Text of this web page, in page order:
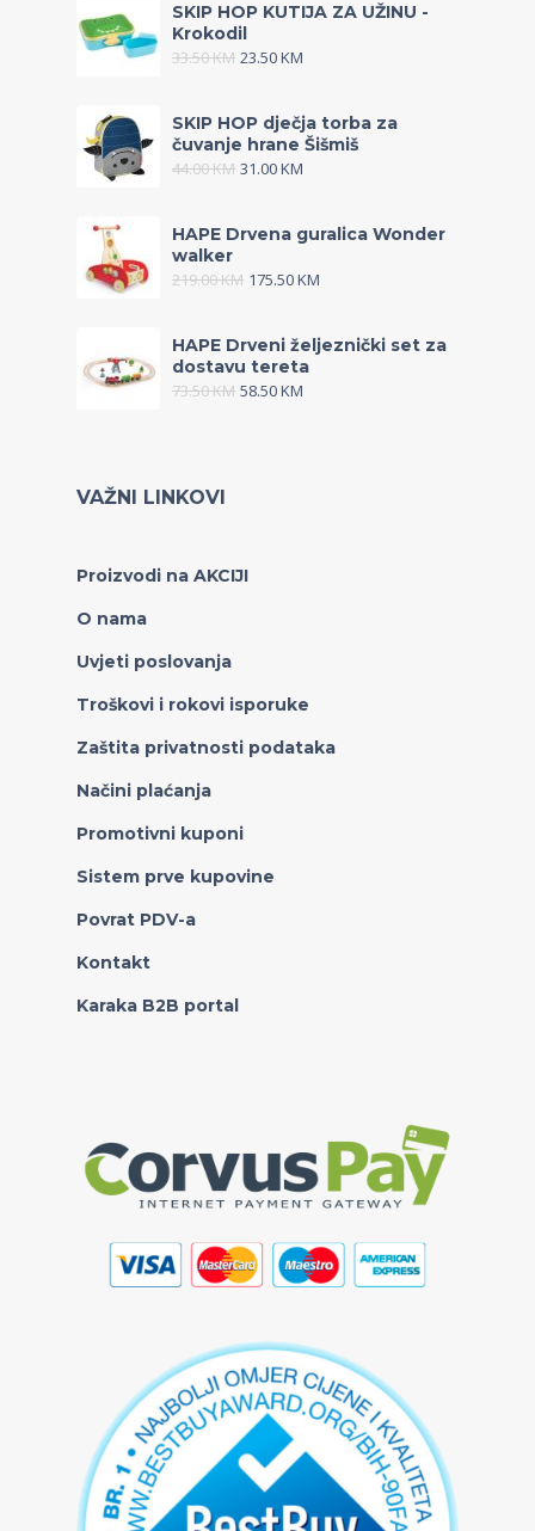
SKIP HOP KUTIJA ZA UŽINU -
Krokodil
33.50KM 23.50KM
SKIP HOP dječja torba za
čuvanje hrane Šišmiš
44.00KM 31.00KM
HAPE Drvena guralica Wonder
walker
219.00KM 175.50KM
HAPE Drveni željeznički set za
dostavu tereta
73.50KM 58.50KM
VAŽNI LINKOVI
Proizvodi na AKCIJI
O nama
Uvjeti poslovanja
Troškovi i rokovi isporuke
Zaštita privatnosti podataka
Načini plaćanja
Promotivni kuponi
Sistem prve kupovine
Povrat PDV-a
Kontakt
Karaka B2B portal